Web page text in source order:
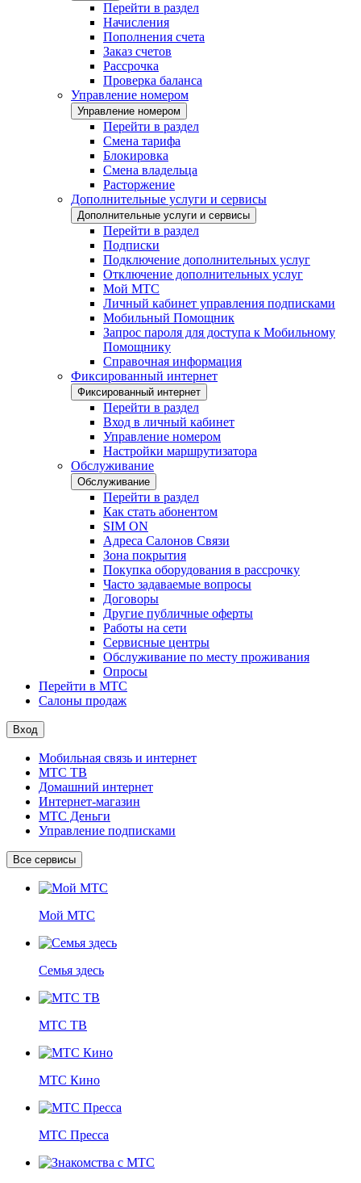
Перейти в раздел
Начисления
Пополнения счета
Заказ счетов
Рассрочка
Проверка баланса
Управление номером
Управление номером
Перейти в раздел
Смена тарифа
Блокировка
Смена владельца
Расторжение
Дополнительные услуги и сервисы
Дополнительные услуги и сервисы
Перейти в раздел
Подписки
Подключение дополнительных услуг
Отключение дополнительных услуг
Мой МТС
Личный кабинет управления подписками
Мобильный Помощник
Запрос пароля для доступа к Мобильному
Помощнику
Справочная информация
Фиксированный интернет
Фиксированный интернет
Перейти в раздел
Вход в личный кабинет
Управление номером
Настройки маршрутизатора
Обслуживание
Обслуживание
Перейти в раздел
Как стать абонентом
SIM ON
Адреса Салонов Связи
Зона покрытия
Покупка оборудования в рассрочку
Часто задаваемые вопросы
Договоры
Другие публичные оферты
Работы на сети
Сервисные центры
Обслуживание по месту проживания
Опросы
Перейти в МТС
Салоны продаж
Вход
Мобильная связь и интернет
МТС ТВ
Домашний интернет
Интернет-магазин
МТС Деньги
Управление подписками
Все сервисы
Мой МТС
Семья здесь
МТС ТВ
МТС Кино
МТС Пресса